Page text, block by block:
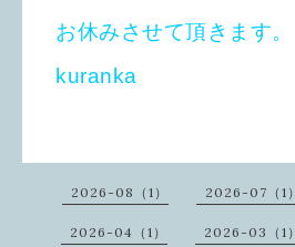
お休みさせて頂きます。
kuranka
2026-08（1） 2026-07（1）
2026-04（1） 2026-03（1）